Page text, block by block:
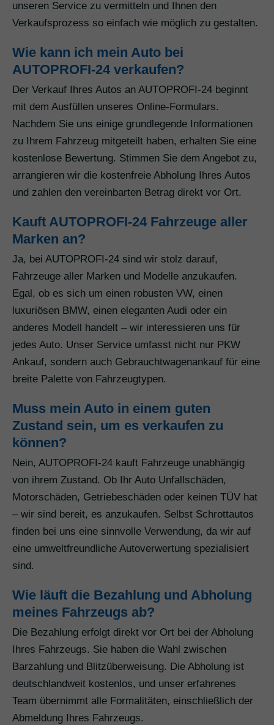
unseren Service zu vermitteln und Ihnen den
Verkaufsprozess so einfach wie möglich zu gestalten.
Wie kann ich mein Auto bei
AUTOPROFI-24 verkaufen?
Der Verkauf Ihres Autos an AUTOPROFI-24 beginnt
mit dem Ausfüllen unseres Online-Formulars.
Nachdem Sie uns einige grundlegende Informationen
zu Ihrem Fahrzeug mitgeteilt haben, erhalten Sie eine
kostenlose Bewertung. Stimmen Sie dem Angebot zu,
arrangieren wir die kostenfreie Abholung Ihres Autos
und zahlen den vereinbarten Betrag direkt vor Ort.
Kauft AUTOPROFI-24 Fahrzeuge aller
Marken an?
Ja, bei AUTOPROFI-24 sind wir stolz darauf,
Fahrzeuge aller Marken und Modelle anzukaufen.
Egal, ob es sich um einen robusten VW, einen
luxuriösen BMW, einen eleganten Audi oder ein
anderes Modell handelt – wir interessieren uns für
jedes Auto. Unser Service umfasst nicht nur PKW
Ankauf, sondern auch Gebrauchtwagenankauf für eine
breite Palette von Fahrzeugtypen.
Muss mein Auto in einem guten
Zustand sein, um es verkaufen zu
können?
Nein, AUTOPROFI-24 kauft Fahrzeuge unabhängig
von ihrem Zustand. Ob Ihr Auto Unfallschäden,
Motorschäden, Getriebeschäden oder keinen TÜV hat
– wir sind bereit, es anzukaufen. Selbst Schrottautos
finden bei uns eine sinnvolle Verwendung, da wir auf
eine umweltfreundliche Autoverwertung spezialisiert
sind.
Wie läuft die Bezahlung und Abholung
meines Fahrzeugs ab?
Die Bezahlung erfolgt direkt vor Ort bei der Abholung
Ihres Fahrzeugs. Sie haben die Wahl zwischen
Barzahlung und Blitzüberweisung. Die Abholung ist
deutschlandweit kostenlos, und unser erfahrenes
Team übernimmt alle Formalitäten, einschließlich der
Abmeldung Ihres Fahrzeugs.